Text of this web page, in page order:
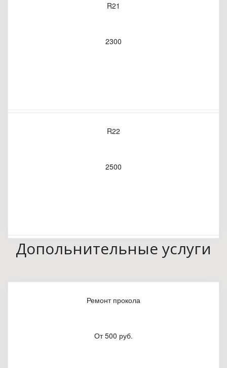
R21
2300
R22
2500
Допольнительные услуги
Ремонт прокола
От 500 руб.